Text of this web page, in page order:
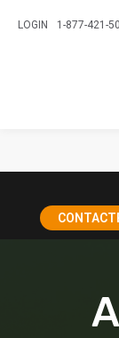
LOGIN
1-877-421-